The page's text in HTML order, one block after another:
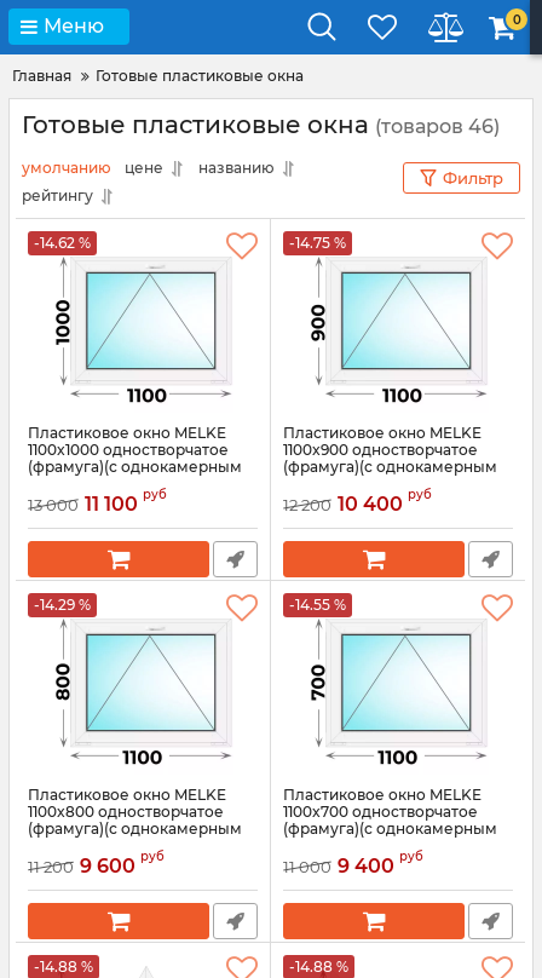
Меню 0
Главная Готовые пластиковые окна
Готовые пластиковые окна (товаров 46)
умолчанию цене
названию
рейтингу
Фильтр
-14.62 %
Пластиковое окно MELKE
1100x1000 одностворчатое
(фрамуга)(с однокамерным
Артикул: 3730
13 000 11 100 руб
-14.75 %
Пластиковое окно MELKE
1100x900 одностворчатое
(фрамуга)(с однокамерным
Артикул: 3729
12 200 10 400 руб
-14.29 %
Пластиковое окно MELKE
1100x800 одностворчатое
(фрамуга)(с однокамерным
Артикул: 3728
11 200 9 600 руб
-14.55 %
Пластиковое окно MELKE
1100x700 одностворчатое
(фрамуга)(с однокамерным
Артикул: 3727
11 000 9 400 руб
-14.88 % -14.88 %